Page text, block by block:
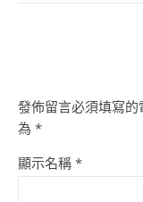
發佈留言必須填寫的
為 *
顯示名稱 *